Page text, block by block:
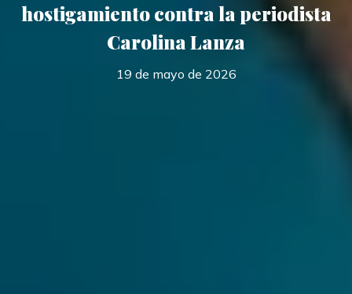
hostigamiento contra la periodista
Carolina Lanza
19 de mayo de 2026